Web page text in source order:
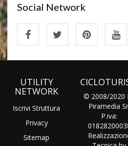
Social Network
UTILITY
NETWORK
Iscrivi Struttura
Privacy
Sitemap
© 2008/2020
Piramedia
P.iva: